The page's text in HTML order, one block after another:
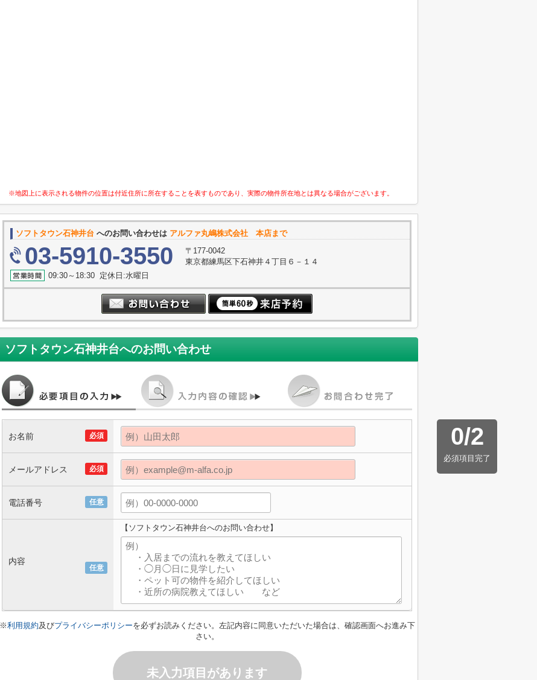
※地図上に表示される物件の位置は付近住所に所在することを表すものであり、実際の物件所在地とは異なる場合がございます。
ソフトタウン石神井台 へのお問い合わせは アルファ丸嶋株式会社 本店まで
03-5910-3550
〒177-0042
東京都練馬区下石神井４丁目６－１４
09:30～18:30 定休日:水曜日
ソフトタウン石神井台へのお問い合わせ
0/2
必須項目完了
必須
お名前
必須
メールアドレス
任意
電話番号
任意
内容
【ソフトタウン石神井台へのお問い合わせ】
※利用規約及びプライバシーポリシーを必ずお読みください。左記内容に同意いただいた場合は、確認画面へお進み下
さい。
未入力項目があります